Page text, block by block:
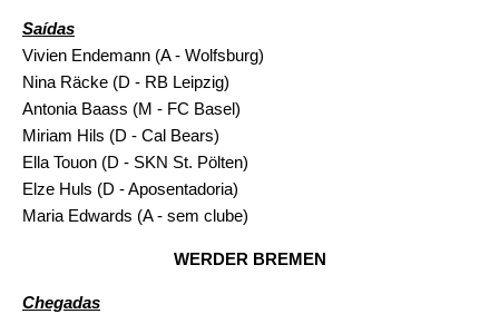
Saídas
Vivien Endemann (A - Wolfsburg)
Nina Räcke (D - RB Leipzig)
Antonia Baass (M - FC Basel)
Miriam Hils (D - Cal Bears)
Ella Touon (D - SKN St. Pölten)
Elze Huls (D - Aposentadoria)
Maria Edwards (A - sem clube)
WERDER BREMEN
Chegadas